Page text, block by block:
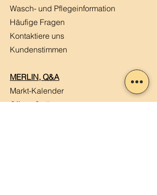
Wasch- und Pflegeinformation
Häufige Fragen
Kontaktiere uns
Kundenstimmen
MERLIN, Q&A
Markt-Kalender
Offene Stellen